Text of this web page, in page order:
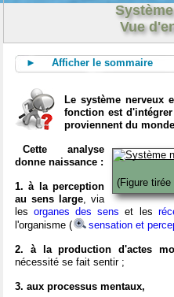
Vue
► Afficher le sommaire
Le système nerveux
fonction est
proviennent du
(Figure tirée
Cette analyse
donne naissance :
1. à la perception
au sens large, via
lesorganes des sens et les
l'organisme (
sensation et
2. à la production d'actes
nécessité se fait sentir ;
3. aux processus mentaux,